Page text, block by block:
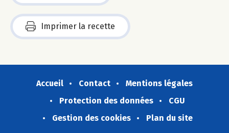
Imprimer la recette
Accueil Contact
Mentions légales
Protection des données
CGU
Gestion des cookies
Plan du site